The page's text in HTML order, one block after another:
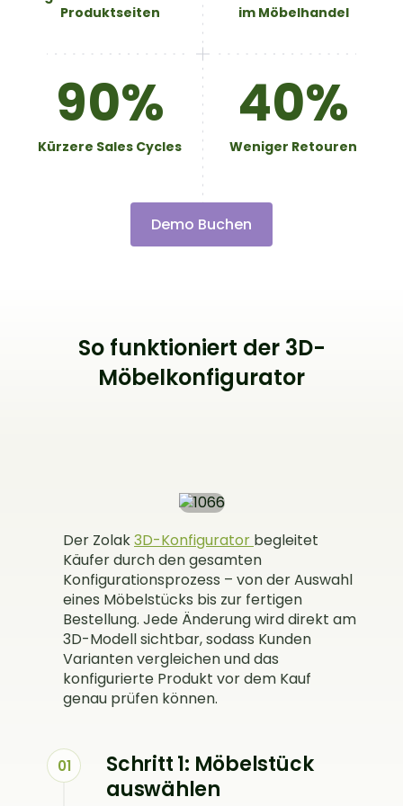
Produktseiten
im Möbelhandel
90%
Kürzere Sales Cycles
40%
Weniger Retouren
Demo Buchen
So funktioniert der 3D-
Möbelkonfigurator
Der Zolak3D-Konfigurator begleitet
Käufer durch den gesamten
Konfigurationsprozess – von der Auswahl
eines Möbelstücks bis zur fertigen
Bestellung. Jede Änderung wird direkt am
3D-Modell sichtbar, sodass Kunden
Varianten vergleichen und das
konfigurierte Produkt vor dem Kauf
genau prüfen können.
01
Schritt 1: Möbelstück
auswählen